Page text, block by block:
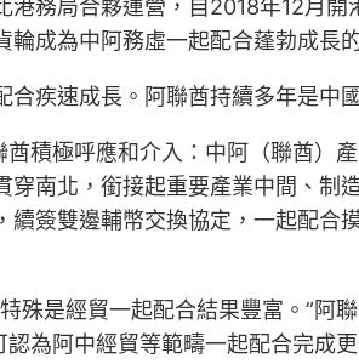
港務局合夥運營，自2018年12月
成為中阿務虛一起配合蓬勃成長
合疾速成長。阿聯酋持續多年是
酋積極呼應和介入：中阿（聯酋）
穿南北，銜接起重要產業中間、制
簽雙邊輔幣交換協定，一起配
殊是經貿一起配合結果豐富。”
為阿中經貿等範疇一起配合完成